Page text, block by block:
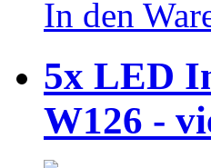
In den
5x LED
W126 -